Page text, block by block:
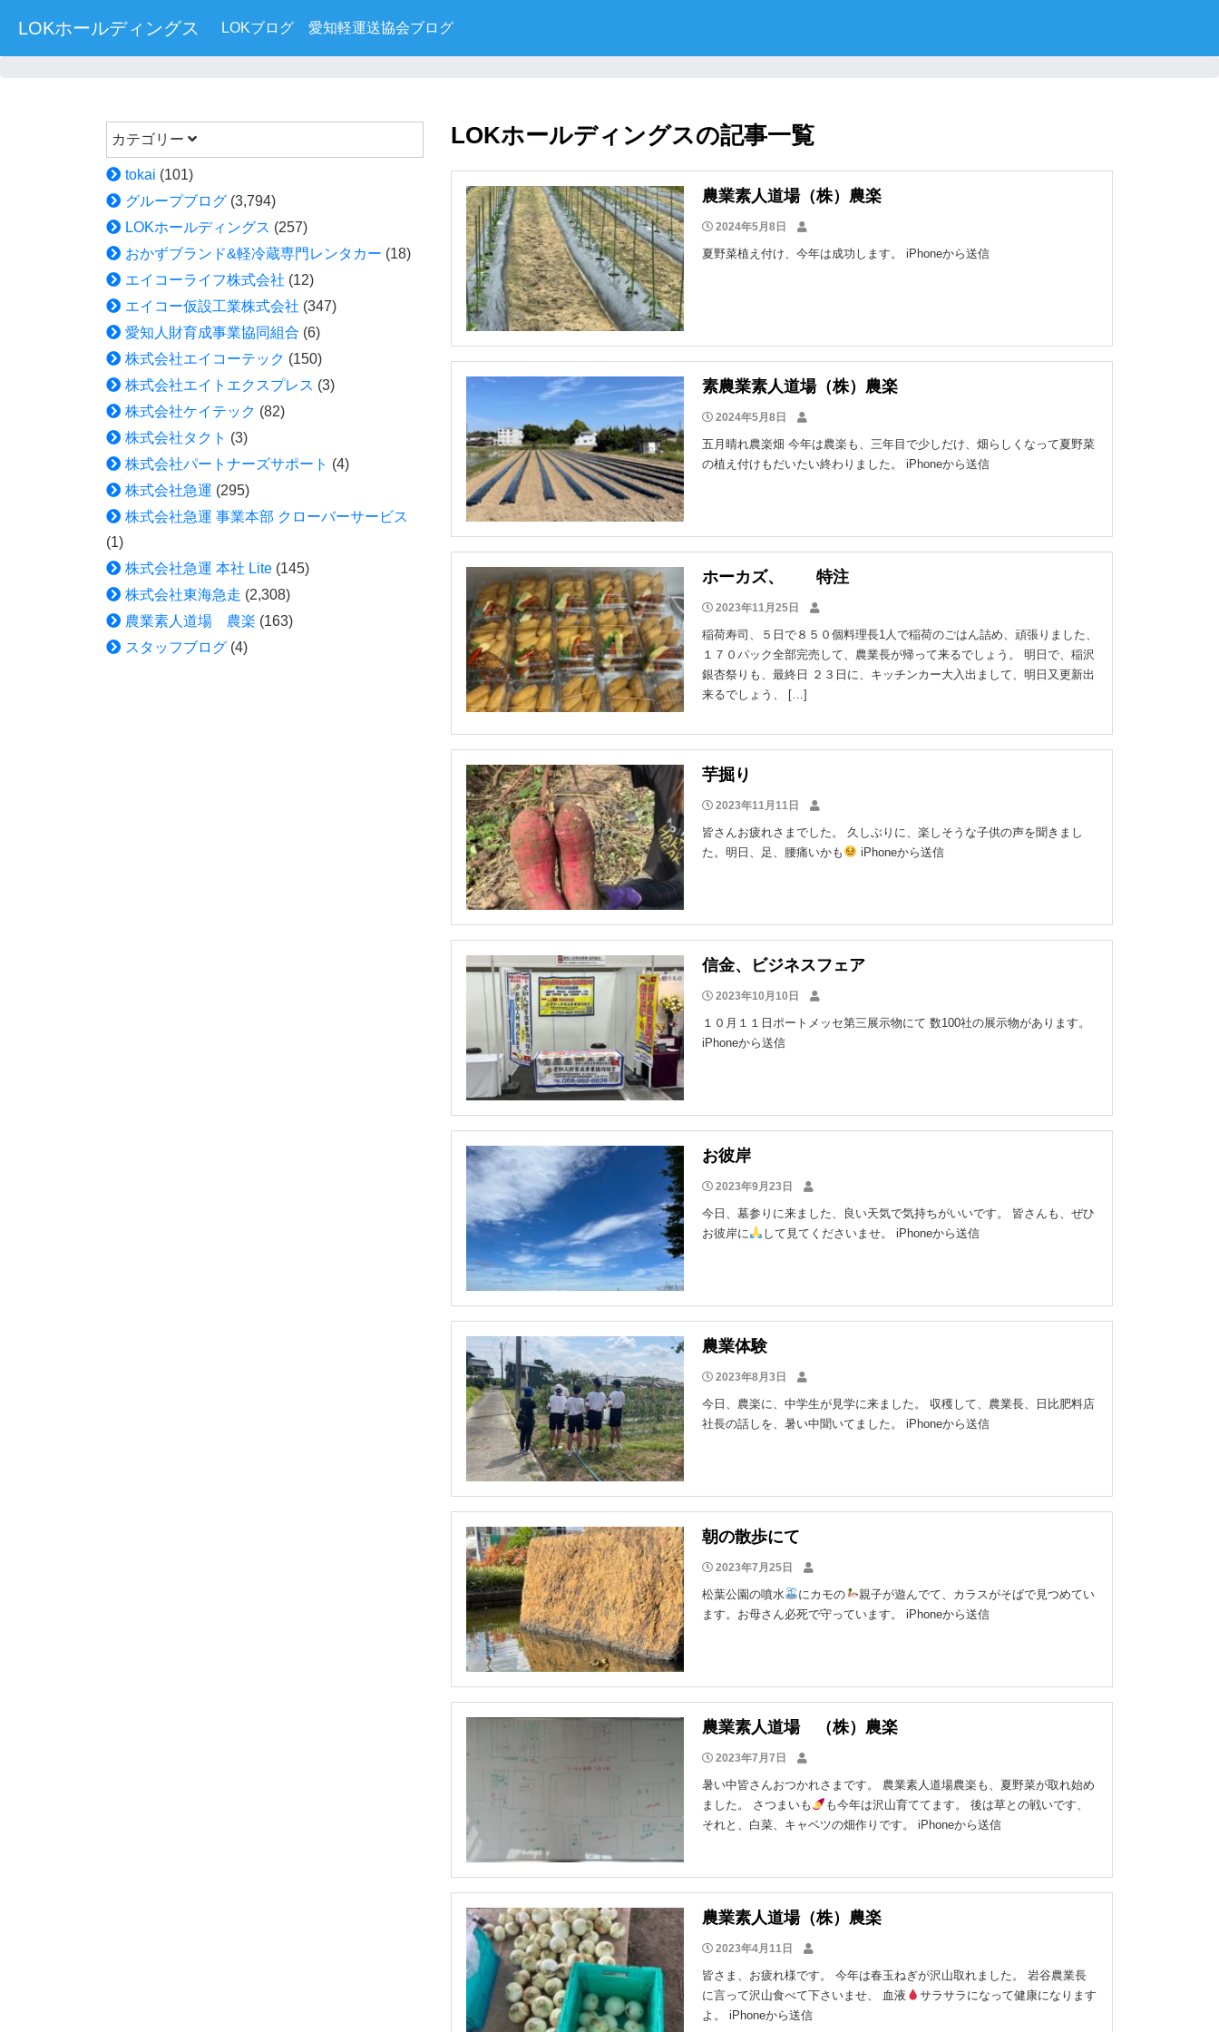
LOKホールディングス LOKブログ 愛知軽運送協会ブログ
カテゴリー
tokai (101)
グループブログ (3,794)
LOKホールディングス (257)
おかずブランド&軽冷蔵専門レンタカー (18)
エイコーライフ株式会社 (12)
エイコー仮設工業株式会社 (347)
愛知人財育成事業協同組合 (6)
株式会社エイコーテック (150)
株式会社エイトエクスプレス (3)
株式会社ケイテック (82)
株式会社タクト (3)
株式会社パートナーズサポート (4)
株式会社急運 (295)
株式会社急運 事業本部 クローバーサービス
(1)
株式会社急運 本社 Lite (145)
株式会社東海急走 (2,308)
農業素人道場 農楽 (163)
スタッフブログ (4)
LOKホールディングスの記事一覧
農業素人道場（株）農楽
2024年5月8日
夏野菜植え付け、今年は成功します。 iPhoneから送信
素農業素人道場（株）農楽
2024年5月8日
五月晴れ農楽畑 今年は農楽も、三年目で少しだけ、畑らしくなって夏野菜
の植え付けもだいたい終わりました。 iPhoneから送信
ホーカズ、 特注
2023年11月25日
稲荷寿司、５日で８５０個料理長1人で稲荷のごはん詰め、頑張りました、
１７０パック全部完売して、農業長が帰って来るでしょう。 明日で、稲沢
銀杏祭りも、最終日 ２３日に、キッチンカー大入出まして、明日又更新出
来るでしょう、 […]
芋掘り
2023年11月11日
皆さんお疲れさまでした。 久しぶりに、楽しそうな子供の声を聞きまし
た。明日、足、腰痛いかも
iPhoneから送信
信金、ビジネスフェア
2023年10月10日
１０月１１日ポートメッセ第三展示物にて 数100社の展示物があります。
iPhoneから送信
お彼岸
2023年9月23日
今日、墓参りに来ました、良い天気で気持ちがいいです。 皆さんも、ぜひ
お彼岸に
して見てくださいませ。 iPhoneから送信
農業体験
2023年8月3日
今日、農楽に、中学生が見学に来ました。 収穫して、農業長、日比肥料店
社長の話しを、暑い中聞いてました。 iPhoneから送信
朝の散歩にて
2023年7月25日
松葉公園の噴水 にカモの
親子が遊んでて、カラスがそばで見つめてい
ます。お母さん必死で守っています。 iPhoneから送信
農業素人道場 （株）農楽
2023年7月7日
暑い中皆さんおつかれさまです。 農業素人道場農楽も、夏野菜が取れ始め
ました。 さつまいも
も今年は沢山育ててます。 後は草との戦いです、
それと、白菜、キャベツの畑作りです。 iPhoneから送信
農業素人道場（株）農楽
2023年4月11日
皆さま、お疲れ様です。 今年は春玉ねぎが沢山取れました。 岩谷農業長
に言って沢山食べて下さいませ、 血液
サラサラになって健康になります
よ。 iPhoneから送信